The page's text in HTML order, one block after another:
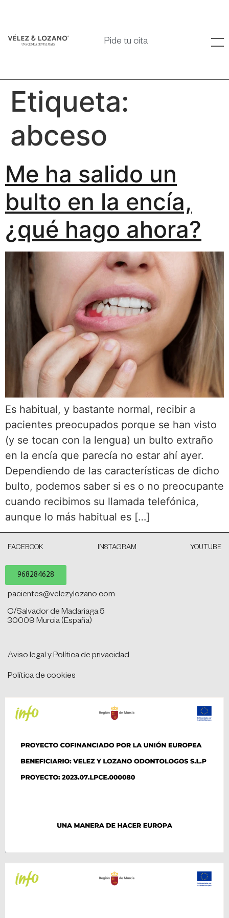
Pide tu cita
Etiqueta:
abceso
Me ha salido un
bulto en la encía,
¿qué hago ahora?
Es habitual, y bastante normal, recibir a
pacientes preocupados porque se han visto
(y se tocan con la lengua) un bulto extraño
en la encía que parecía no estar ahí ayer.
Dependiendo de las características de dicho
bulto, podemos saber si es o no preocupante
cuando recibimos su llamada telefónica,
aunque lo más habitual es […]
FACEBOOK INSTAGRAM YOUTUBE
968284628
pacientes@velezylozano.com
C/Salvador de Madariaga 5
30009 Murcia (España)
Aviso legal y Política de privacidad
Política de cookies